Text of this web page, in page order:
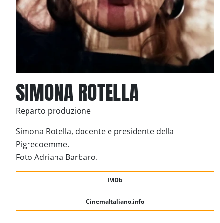
SIMONA ROTELLA
Reparto produzione
Simona Rotella, docente e presidente della
Pigrecoemme.
Foto Adriana Barbaro.
IMDb
CinemaItaliano.info